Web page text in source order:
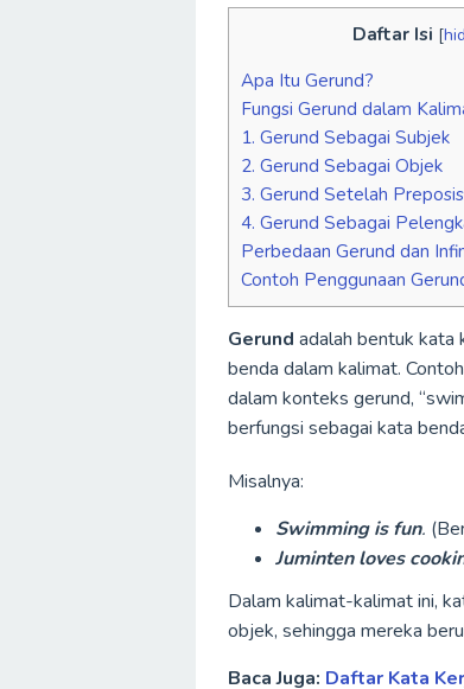
Daftar Isi [
Apa Itu Gerund?
Fungsi Gerund dalam
1. Gerund Sebagai Subjek
2. Gerund Sebagai Objek
3. Gerund Setelah
4. Gerund Sebagai
Perbedaan Gerund dan
Contoh Penggunaan
Gerund adalah bentuk kata
benda dalam kalimat.
dalam konteks gerund,
berfungsi sebagai kata
Misalnya:
Swimming is fun.
Juminten loves
Dalam kalimat-kalimat ini,
objek, sehingga mereka
Baca Juga: Daftar Kata